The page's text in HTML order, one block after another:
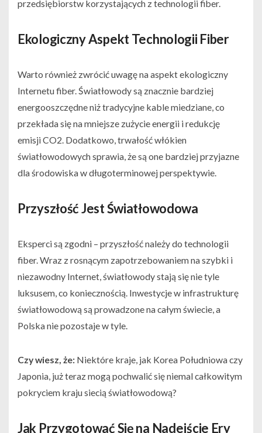
przedsiębiorstw korzystających z technologii fiber.
Ekologiczny Aspekt Technologii Fiber
Warto również zwrócić uwagę na aspekt ekologiczny
Internetu fiber. Światłowody są znacznie bardziej
energooszczędne niż tradycyjne kable miedziane, co
przekłada się na mniejsze zużycie energii i redukcję
emisji CO2. Dodatkowo, trwałość włókien
światłowodowych sprawia, że są one bardziej przyjazne
dla środowiska w długoterminowej perspektywie.
Przyszłość Jest Światłowodowa
Eksperci są zgodni – przyszłość należy do technologii
fiber. Wraz z rosnącym zapotrzebowaniem na szybki i
niezawodny Internet, światłowody stają się nie tyle
luksusem, co koniecznością. Inwestycje w infrastrukturę
światłowodową są prowadzone na całym świecie, a
Polska nie pozostaje w tyle.
Czy wiesz, że: Niektóre kraje, jak Korea Południowa czy
Japonia, już teraz mogą pochwalić się niemal całkowitym
pokryciem kraju siecią światłowodową?
Jak Przygotować Się na Nadejście Ery